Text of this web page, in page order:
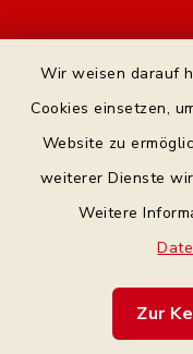
Wir weisen darauf
Cookies einsetzen,
Website zu
weiterer Dienste
Weitere
Zur